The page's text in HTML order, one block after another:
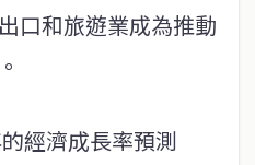
口和旅遊業成為推動
經濟成長率預測